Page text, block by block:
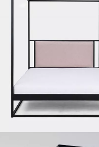
KÖNNTE